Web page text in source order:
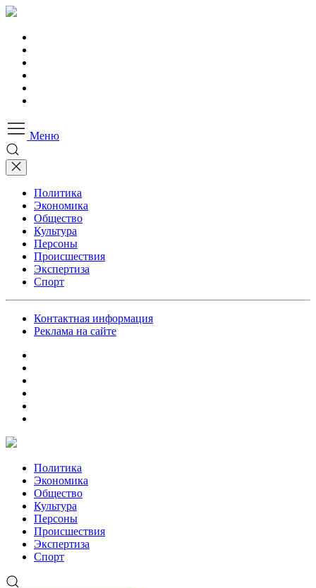
Меню
Политика
Экономика
Общество
Культура
Персоны
Происшествия
Экспертиза
Спорт
Контактная информация
Реклама на сайте
Политика
Экономика
Общество
Культура
Персоны
Происшествия
Экспертиза
Спорт